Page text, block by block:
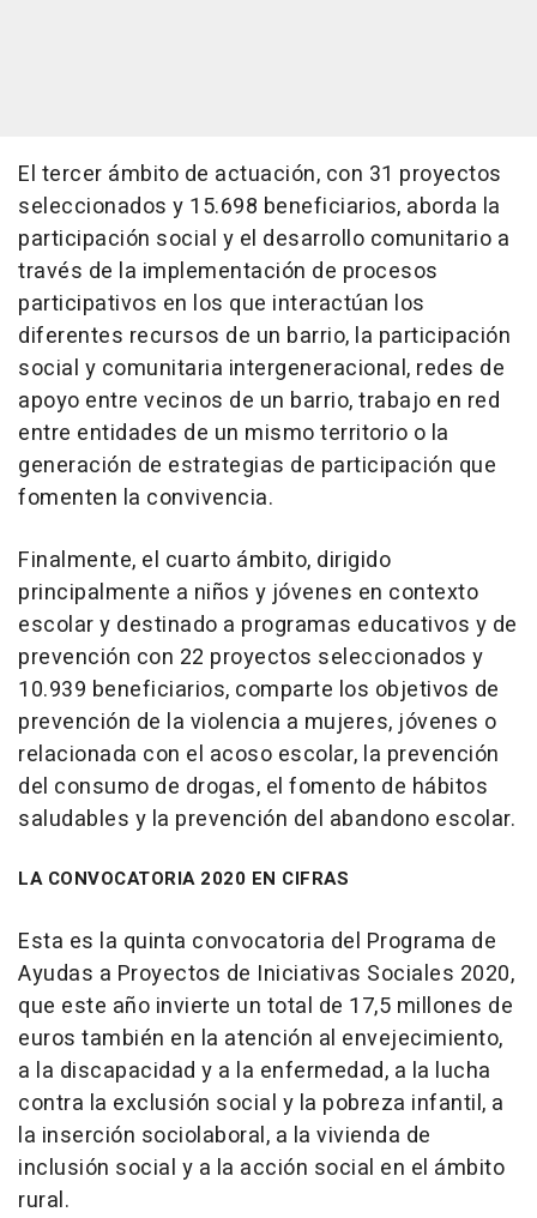
El tercer ámbito de actuación, con 31 proyectos
seleccionados y 15.698 beneficiarios, aborda la
participación social y el desarrollo comunitario a
través de la implementación de procesos
participativos en los que interactúan los
diferentes recursos de un barrio, la participación
social y comunitaria intergeneracional, redes de
apoyo entre vecinos de un barrio, trabajo en red
entre entidades de un mismo territorio o la
generación de estrategias de participación que
fomenten la convivencia.
Finalmente, el cuarto ámbito, dirigido
principalmente a niños y jóvenes en contexto
escolar y destinado a programas educativos y de
prevención con 22 proyectos seleccionados y
10.939 beneficiarios, comparte los objetivos de
prevención de la violencia a mujeres, jóvenes o
relacionada con el acoso escolar, la prevención
del consumo de drogas, el fomento de hábitos
saludables y la prevención del abandono escolar.
LA CONVOCATORIA 2020 EN CIFRAS
Esta es la quinta convocatoria del Programa de
Ayudas a Proyectos de Iniciativas Sociales 2020,
que este año invierte un total de 17,5 millones de
euros también en la atención al envejecimiento,
a la discapacidad y a la enfermedad, a la lucha
contra la exclusión social y la pobreza infantil, a
la inserción sociolaboral, a la vivienda de
inclusión social y a la acción social en el ámbito
rural.